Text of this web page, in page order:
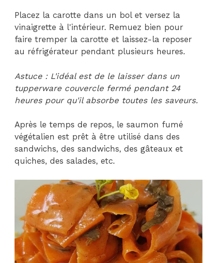
Placez la carotte dans un bol et versez la
vinaigrette à l'intérieur. Remuez bien pour
faire tremper la carotte et laissez-la reposer
au réfrigérateur pendant plusieurs heures.
Astuce : L'idéal est de le laisser dans un
tupperware couvercle fermé pendant 24
heures pour qu'il absorbe toutes les saveurs.
Après le temps de repos, le saumon fumé
végétalien est prêt à être utilisé dans des
sandwichs, des sandwichs, des gâteaux et
quiches, des salades, etc.